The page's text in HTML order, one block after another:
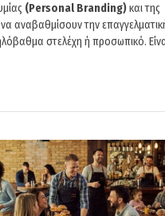
(Personal Branding)και της
αναβαθμίσουν την
στελέχη ή προσωπικό.